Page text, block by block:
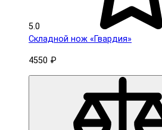
5.0
Складной нож «Гвардия»
4550 ₽